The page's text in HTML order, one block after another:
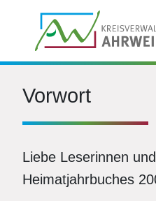
Vorwort
Liebe Leserinnen
Heimatjahrbuches